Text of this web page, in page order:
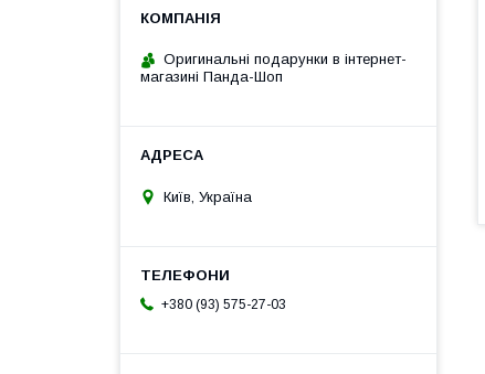
Оригинальні подарунки в інтернет-
магазині Панда-Шоп
Київ, Україна
+380 (93) 575-27-03